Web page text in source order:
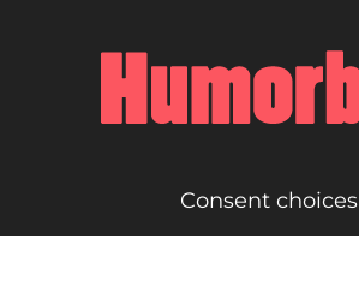
Consent choices